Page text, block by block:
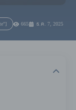
665 ธ.ค. 7, 2025